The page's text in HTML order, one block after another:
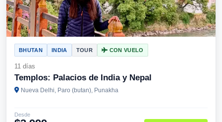
BHUTAN INDIA TOUR CON VUELO
11 días
Templos: Palacios de India y Nepal
Nueva Delhi, Paro (butan), Punakha
Desde